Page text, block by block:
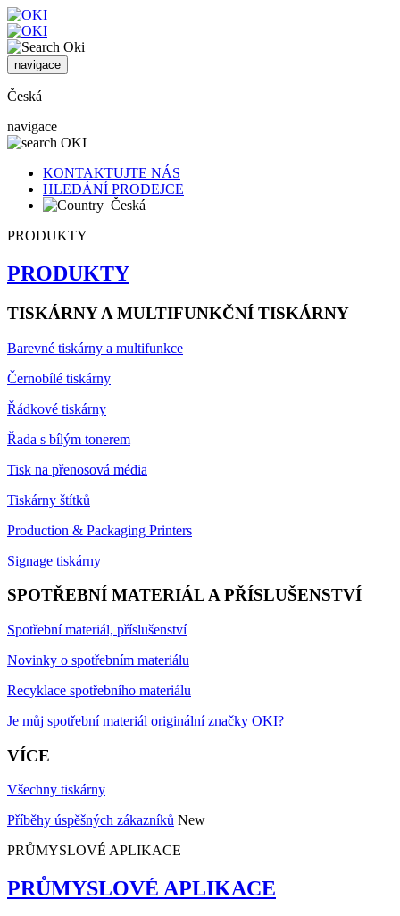
navigace
Česká
navigace
KONTAKTUJTE NÁS
HLEDÁNÍ PRODEJCE
Česká
PRODUKTY
PRODUKTY
TISKÁRNY A MULTIFUNKČNÍ TISKÁRNY
Barevné tiskárny a multifunkce
Černobílé tiskárny
Řádkové tiskárny
Řada s bílým tonerem
Tisk na přenosová média
Tiskárny štítků
Production & Packaging Printers
Signage tiskárny
SPOTŘEBNÍ MATERIÁL A PŘÍSLUŠENSTVÍ
Spotřební materiál, příslušenství
Novinky o spotřebním materiálu
Recyklace spotřebního materiálu
Je můj spotřební materiál originální značky OKI?
VÍCE
Všechny tiskárny
Příběhy úspěšných zákazníků New
PRŮMYSLOVÉ APLIKACE
PRŮMYSLOVÉ APLIKACE